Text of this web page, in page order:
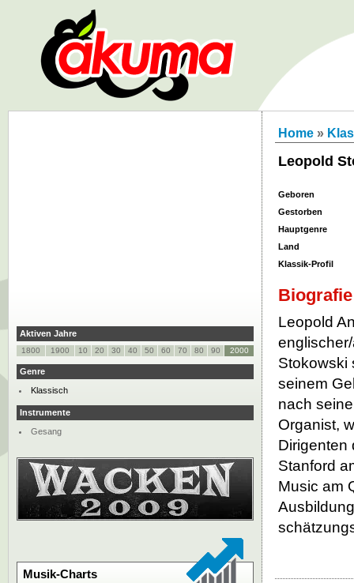
Home »
Leopold
Geboren
Gestorben
Hauptgenre
Land
Klassik-Profil
Biografie
Leopold
Stokowski
seinem
nach
Organist,
Dirigenten
Stanford
Music am
Aktiven Jahre
1800 1900 10 20 30 40 50 60 70 80 90 2000
Genre
Klassisch
Instrumente
Gesang
Musik-Charts